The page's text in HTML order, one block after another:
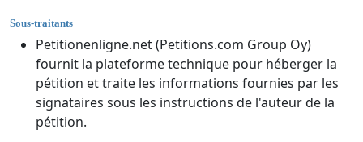
Sous-traitants
Petitionenligne.net (Petitions.com Group Oy)
fournit la plateforme technique pour héberger la
pétition et traite les informations fournies par les
signataires sous les instructions de l'auteur de la
pétition.